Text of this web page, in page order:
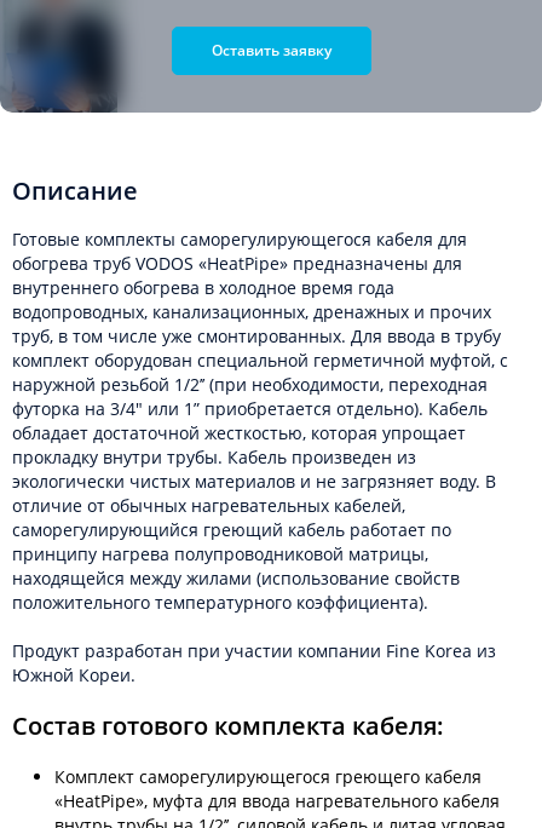
Оставить заявку
Описание
Готовые комплекты саморегулирующегося кабеля для
обогрева труб VODOS «HeatPipe» предназначены для
внутреннего обогрева в холодное время года
водопроводных, канализационных, дренажных и прочих
труб, в том числе уже смонтированных. Для ввода в трубу
комплект оборудован специальной герметичной муфтой, с
наружной резьбой 1/2’’ (при необходимости, переходная
футорка на 3/4" или 1” приобретается отдельно). Кабель
обладает достаточной жесткостью, которая упрощает
прокладку внутри трубы. Кабель произведен из
экологически чистых материалов и не загрязняет воду. В
отличие от обычных нагревательных кабелей,
саморегулирующийся греющий кабель работает по
принципу нагрева полупроводниковой матрицы,
находящейся между жилами (использование свойств
положительного температурного коэффициента).
Продукт разработан при участии компании Fine Korea из
Южной Кореи.
Состав готового комплекта кабеля:
Комплект саморегулирующегося греющего кабеля
«HeatPipe», муфта для ввода нагревательного кабеля